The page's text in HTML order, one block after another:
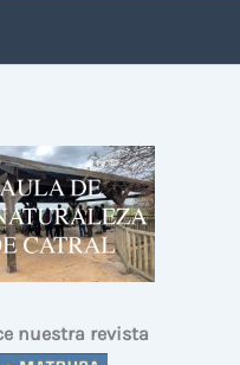
nuestra revista